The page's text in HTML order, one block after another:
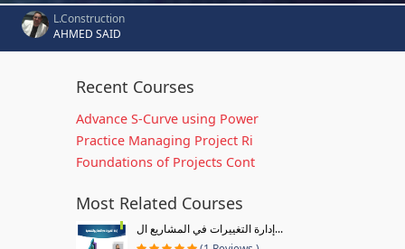
L.Construction
AHMED SAID
Recent Courses
Advance S-Curve using Power
Practice Managing Project Ri
Foundations of Projects Cont
Most Related Courses
إدارة التغييرات في المشاريع ال...